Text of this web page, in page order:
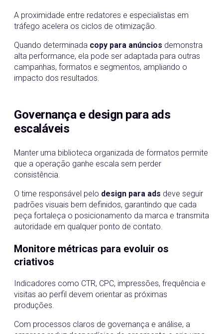
A proximidade entre redatores e especialistas em
tráfego acelera os ciclos de otimização.
Quando determinada copy para anúncios demonstra
alta performance, ela pode ser adaptada para outras
campanhas, formatos e segmentos, ampliando o
impacto dos resultados.
Governança e design para ads
escaláveis
Manter uma biblioteca organizada de formatos permite
que a operação ganhe escala sem perder
consistência.
O time responsável pelo design para ads deve seguir
padrões visuais bem definidos, garantindo que cada
peça fortaleça o posicionamento da marca e transmita
autoridade em qualquer ponto de contato.
Monitore métricas para evoluir os
criativos
Indicadores como CTR, CPC, impressões, frequência e
visitas ao perfil devem orientar as próximas
produções.
Com processos claros de governança e análise, a